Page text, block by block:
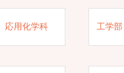
用化学科 工学